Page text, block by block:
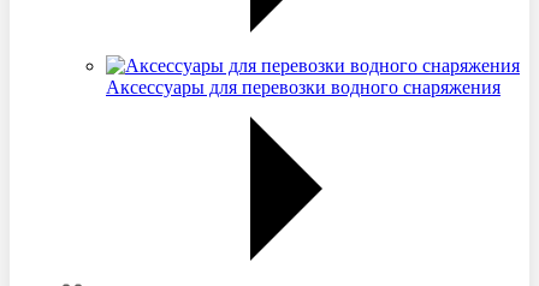
Аксессуары для перевозки водного снаряжения